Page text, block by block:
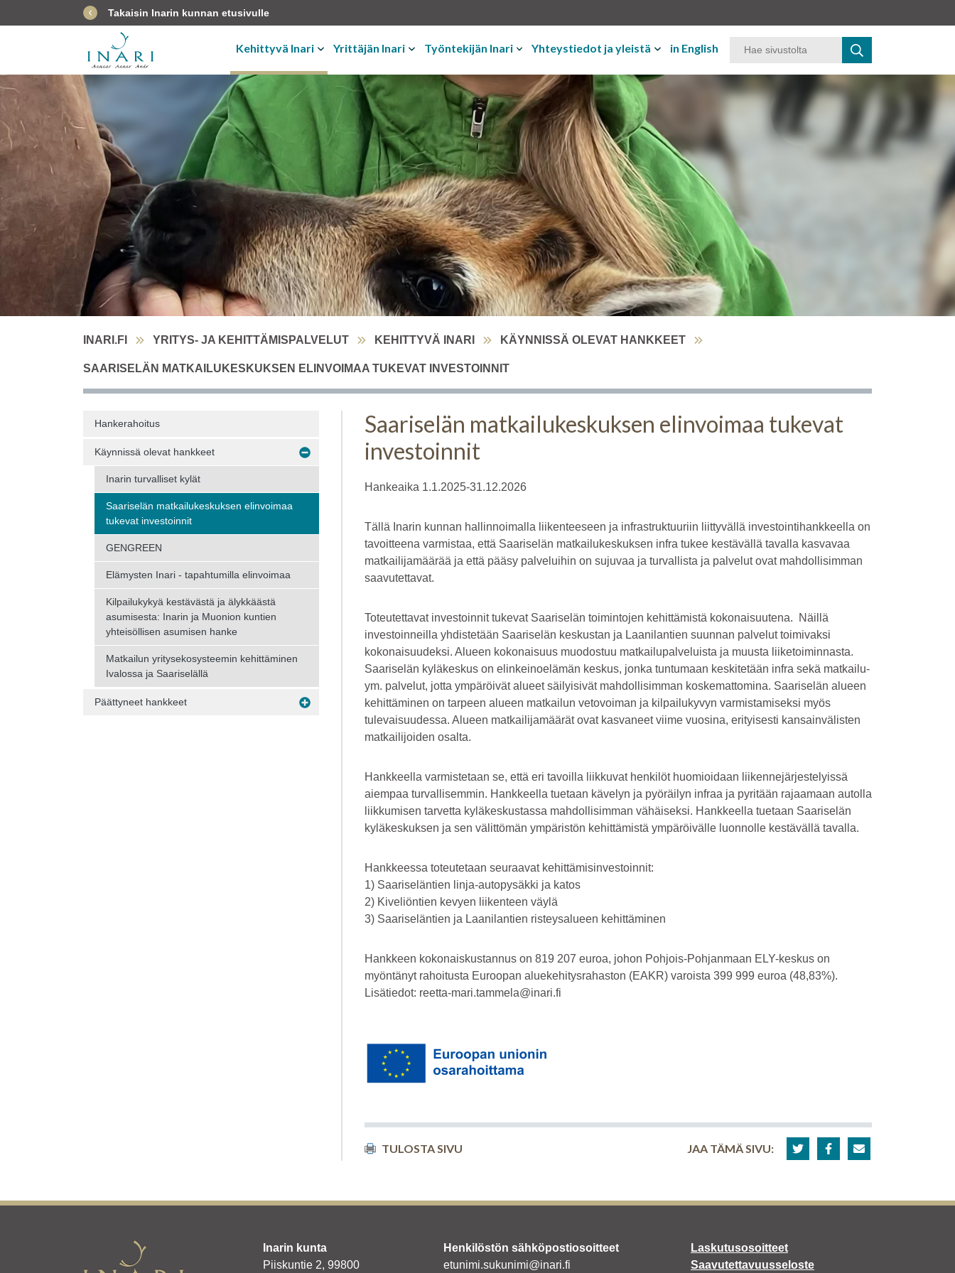
Takaisin Inarin kunnan etusivulle
Kehittyvä Inari Yrittäjän Inari Työntekijän Inari Yhteystiedot ja yleistä in English
INARI.FI YRITYS- JA KEHITTÄMISPALVELUT KEHITTYVÄ INARI KÄYNNISSÄ OLEVAT HANKKEET
SAARISELÄN MATKAILUKESKUKSEN ELINVOIMAA TUKEVAT INVESTOINNIT
Hankerahoitus
Käynnissä olevat hankkeet
Inarin turvalliset kylät
Saariselän matkailukeskuksen elinvoimaa
tukevat investoinnit
GENGREEN
Elämysten Inari - tapahtumilla elinvoimaa
Kilpailukykyä kestävästä ja älykkäästä
asumisesta: Inarin ja Muonion kuntien
yhteisöllisen asumisen hanke
Matkailun yritysekosysteemin kehittäminen
Ivalossa ja Saariselällä
Päättyneet hankkeet
Saariselän matkailukeskuksen elinvoimaa tukevat
investoinnit
Hankeaika 1.1.2025-31.12.2026
Tällä Inarin kunnan hallinnoimalla liikenteeseen ja infrastruktuuriin liittyvällä investointihankkeella on
tavoitteena varmistaa, että Saariselän matkailukeskuksen infra tukee kestävällä tavalla kasvavaa
matkailijamäärää ja että pääsy palveluihin on sujuvaa ja turvallista ja palvelut ovat mahdollisimman
saavutettavat.
Toteutettavat investoinnit tukevat Saariselän toimintojen kehittämistä kokonaisuutena. Näillä
investoinneilla yhdistetään Saariselän keskustan ja Laanilantien suunnan palvelut toimivaksi
kokonaisuudeksi. Alueen kokonaisuus muodostuu matkailupalveluista ja muusta liiketoiminnasta.
Saariselän kyläkeskus on elinkeinoelämän keskus, jonka tuntumaan keskitetään infra sekä matkailu-
ym. palvelut, jotta ympäröivät alueet säilyisivät mahdollisimman koskemattomina. Saariselän alueen
kehittäminen on tarpeen alueen matkailun vetovoiman ja kilpailukyvyn varmistamiseksi myös
tulevaisuudessa. Alueen matkailijamäärät ovat kasvaneet viime vuosina, erityisesti kansainvälisten
matkailijoiden osalta.
Hankkeella varmistetaan se, että eri tavoilla liikkuvat henkilöt huomioidaan liikennejärjestelyissä
aiempaa turvallisemmin. Hankkeella tuetaan kävelyn ja pyöräilyn infraa ja pyritään rajaamaan autolla
liikkumisen tarvetta kyläkeskustassa mahdollisimman vähäiseksi. Hankkeella tuetaan Saariselän
kyläkeskuksen ja sen välittömän ympäristön kehittämistä ympäröivälle luonnolle kestävällä tavalla.
Hankkeessa toteutetaan seuraavat kehittämisinvestoinnit:
1) Saariseläntien linja-autopysäkki ja katos
2) Kiveliöntien kevyen liikenteen väylä
3) Saariseläntien ja Laanilantien risteysalueen kehittäminen
Hankkeen kokonaiskustannus on 819 207 euroa, johon Pohjois-Pohjanmaan ELY-keskus on
myöntänyt rahoitusta Euroopan aluekehitysrahaston (EAKR) varoista 399 999 euroa (48,83%).
Lisätiedot: reetta-mari.tammela@inari.fi
TULOSTA SIVU JAA TÄMÄ SIVU:
Inarin kunta
Piiskuntie 2, 99800
Henkilöstön sähköpostiosoitteet
etunimi.sukunimi@inari.fi
Laskutusosoitteet
Saavutettavuusseloste